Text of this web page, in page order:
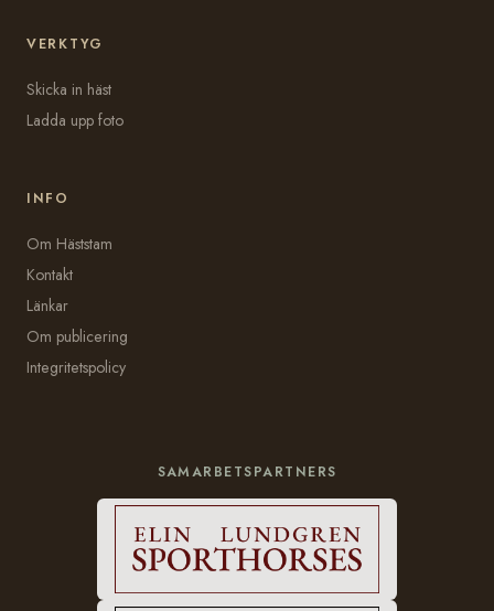
VERKTYG
Skicka in häst
Ladda upp foto
INFO
Om Häststam
Kontakt
Länkar
Om publicering
Integritetspolicy
SAMARBETSPARTNERS